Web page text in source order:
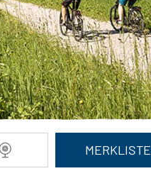
MERKLISTE